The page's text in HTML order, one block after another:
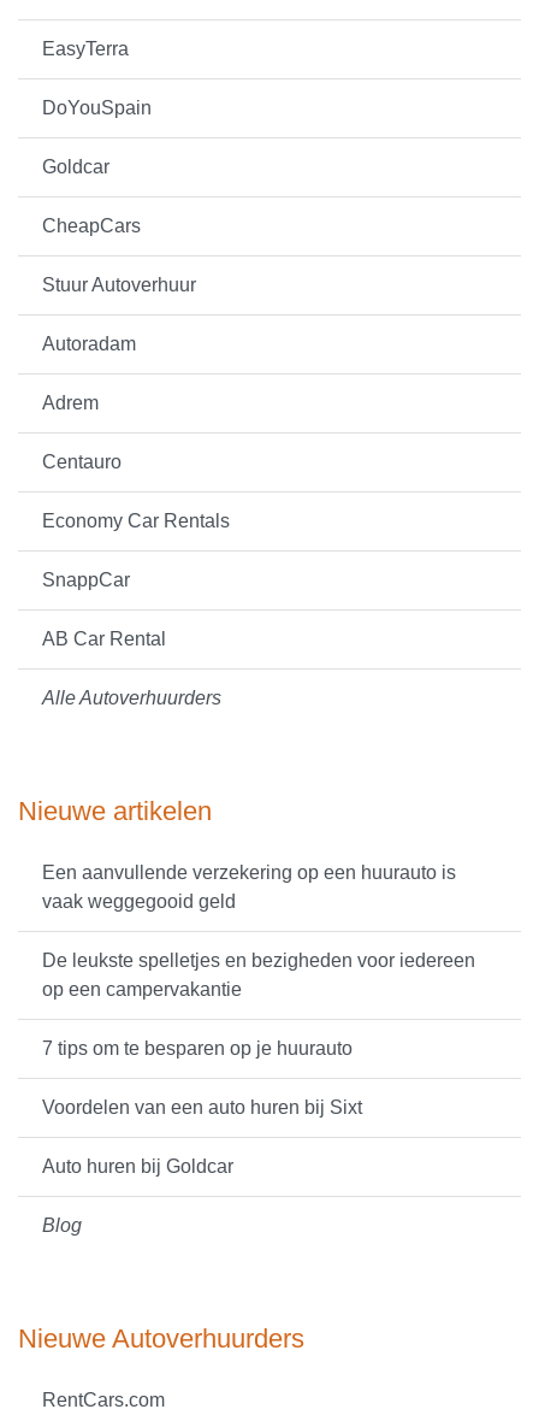
EasyTerra
DoYouSpain
Goldcar
CheapCars
Stuur Autoverhuur
Autoradam
Adrem
Centauro
Economy Car Rentals
SnappCar
AB Car Rental
Alle Autoverhuurders
Nieuwe artikelen
Een aanvullende verzekering op een huurauto is
vaak weggegooid geld
De leukste spelletjes en bezigheden voor iedereen
op een campervakantie
7 tips om te besparen op je huurauto
Voordelen van een auto huren bij Sixt
Auto huren bij Goldcar
Blog
Nieuwe Autoverhuurders
RentCars.com